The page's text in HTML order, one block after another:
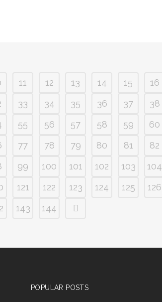
11 12 13 14 15 16
33 34 35 36 37 38
55 56 57 58 59 60
77 78 79 80 81 82
99 100 101 102 103 104
121 122 123 124 125 126
143 144
POPULAR POSTS